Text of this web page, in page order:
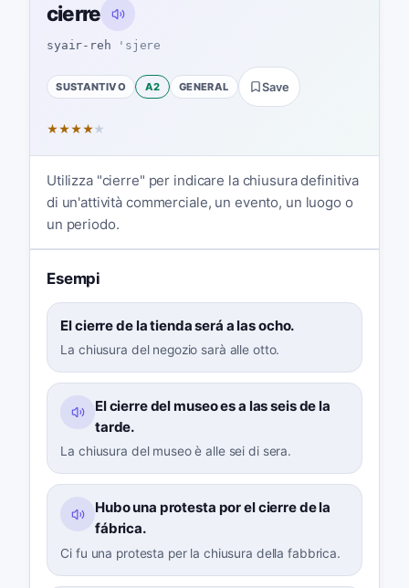
cierre
syair-reh 'sjere
SUSTANTIVO A2 GENERAL Save
★★★★★
Utilizza "cierre" per indicare la chiusura definitiva
di un'attività commerciale, un evento, un luogo o
un periodo.
Esempi
El cierre de la tienda será a las ocho.
La chiusura del negozio sarà alle otto.
El cierre del museo es a las seis de la
tarde.
La chiusura del museo è alle sei di sera.
Hubo una protesta por el cierre de la
fábrica.
Ci fu una protesta per la chiusura della fabbrica.